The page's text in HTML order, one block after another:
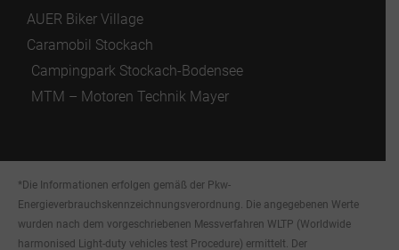
AUER Biker Village
Caramobil Stockach
Campingpark Stockach-Bodensee
MTM – Motoren Technik Mayer
*Die Informationen erfolgen gemäß der Pkw-
Energieverbrauchskennzeichnungsverordnung. Die angegebenen Werte
wurden nach dem vorgeschriebenen Messverfahren WLTP (Worldwide
harmonised Light-duty vehicles test Procedure) ermittelt. Der